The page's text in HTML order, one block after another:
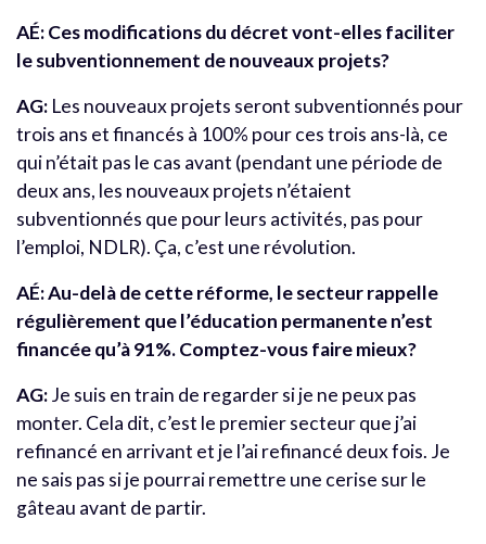
AÉ: Ces modifications du décret vont-elles faciliter
le subventionnement de nouveaux projets?
AG: Les nouveaux projets seront subventionnés pour
trois ans et financés à 100% pour ces trois ans-là, ce
qui n’était pas le cas avant (pendant une période de
deux ans, les nouveaux projets n’étaient
subventionnés que pour leurs activités, pas pour
l’emploi, NDLR). Ça, c’est une révolution.
AÉ: Au-delà de cette réforme, le secteur rappelle
régulièrement que l’éducation permanente n’est
financée qu’à 91%. Comptez-vous faire mieux?
AG:Je suis en train de regarder si je ne peux pas
monter. Cela dit, c’est le premier secteur que j’ai
refinancé en arrivant et je l’ai refinancé deux fois. Je
ne sais pas si je pourrai remettre une cerise sur le
gâteau avant de partir.